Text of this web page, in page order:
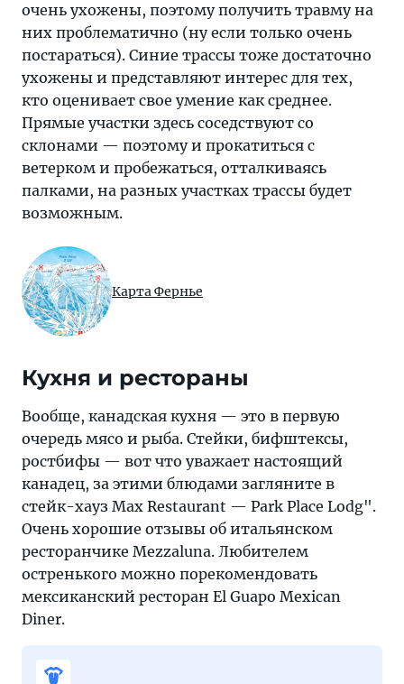
очень ухожены, поэтому получить травму на
них проблематично (ну если только очень
постараться). Синие трассы тоже достаточно
ухожены и представляют интерес для тех,
кто оценивает свое умение как среднее.
Прямые участки здесь соседствуют со
склонами — поэтому и прокатиться с
ветерком и пробежаться, отталкиваясь
палками, на разных участках трассы будет
возможным.
Карта Фернье
Кухня и рестораны
Вообще, канадская кухня — это в первую
очередь мясо и рыба. Стейки, бифштексы,
ростбифы — вот что уважает настоящий
канадец, за этими блюдами загляните в
стейк-хауз Max Restaurant — Park Place Lodg".
Очень хорошие отзывы об итальянском
ресторанчике Mezzaluna. Любителем
остренького можно порекомендовать
мексиканский ресторан El Guapo Mexican
Diner.